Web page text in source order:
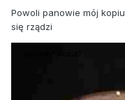
Powoli panowie mój
się rządzi